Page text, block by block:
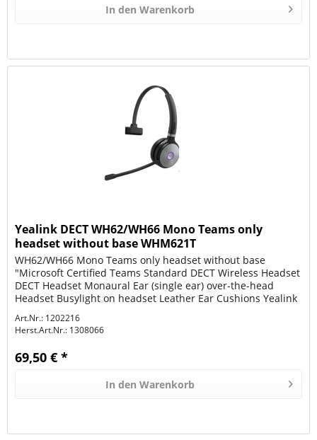
In den Warenkorb
Yealink DECT WH62/WH66 Mono Teams only
headset without base WHM621T
WH62/WH66 Mono Teams only headset without base
"Microsoft Certified Teams Standard DECT Wireless Headset
DECT Headset Monaural Ear (single ear) over-the-head
Headset Busylight on headset Leather Ear Cushions Yealink
Art.Nr.: 1202216
Herst.Art.Nr.: 1308066
69,50 € *
In den Warenkorb